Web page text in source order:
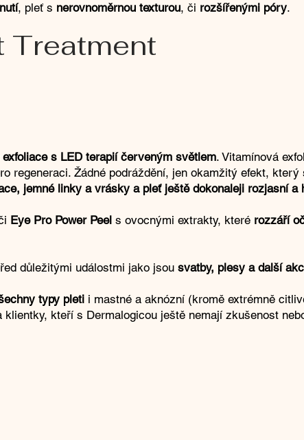
, pleť s nerovnoměrnou texturou, či rozšířenými póry.
Treatment
s LED terapií červeným světlem. Vitamínová
regeneraci. Žádné podráždění, jen okamžitý efekt,
jemné linky a vrásky a pleť ještě dokonaleji rozjasní a
Eye Pro Power Peel s ovocnými extrakty, které rozzáří
důležitými událostmi jako jsou svatby, plesy a další
typy pleti i mastné a aknózní (kromě extrémně
klientky, kteří s Dermalogicou ještě nemají zkušenost